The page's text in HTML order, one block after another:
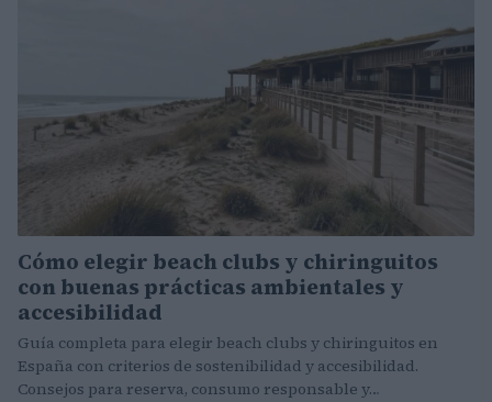
Cómo elegir beach clubs y chiringuitos
con buenas prácticas ambientales y
accesibilidad
Guía completa para elegir beach clubs y chiringuitos en
España con criterios de sostenibilidad y accesibilidad.
Consejos para reserva, consumo responsable y…